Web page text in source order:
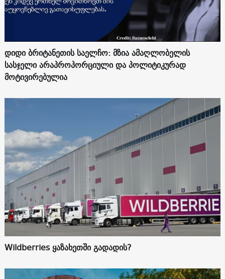
დიდი ბრიტანეთის საელჩო: მზია ამაღლობელის
სასჯელი არაპროპორციული და პოლიტიკურად
მოტივირებულია
Wildberries ყაზახეთში გადადის?